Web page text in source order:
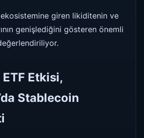
giren likiditenin ve
genişlediğini gösteren önemli
ETF Etkisi,
Stablecoin